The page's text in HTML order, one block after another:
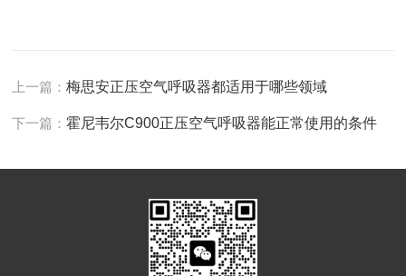
上一篇：梅思安正压空气呼吸器都适用于哪些领域
下一篇：霍尼韦尔C900正压空气呼吸器能正常使用的条件